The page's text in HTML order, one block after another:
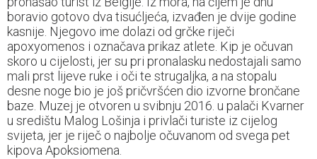
boravio gotovo dva tisućljeća, izvađen je dvije godine
kasnije. Njegovo ime dolazi od grčke riječi
apoxyomenos i označava prikaz atlete. Kip je očuvan
skoro u cijelosti, jer su pri pronalasku nedostajali samo
mali prst lijeve ruke i oči te strugaljka, a na stopalu
desne noge bio je još pričvršćen dio izvorne brončane
baze. Muzej je otvoren u svibnju 2016. u palači Kvarner
u središtu Malog Lošinja i privlači turiste iz cijelog
svijeta, jer je riječ o najbolje očuvanom od svega pet
kipova Apoksiomena.